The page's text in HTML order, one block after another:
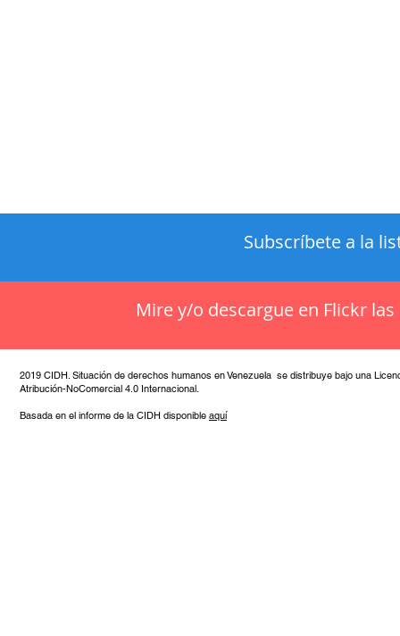
Subscríbete a la
Mire y/o descargue en Flickr
2019 CIDH. Situación de derechos humanos en Venezuela se distribuye bajo una
Atribución-NoComercial 4.0 Internacional.
Basada en el informe de la CIDH disponible aquí